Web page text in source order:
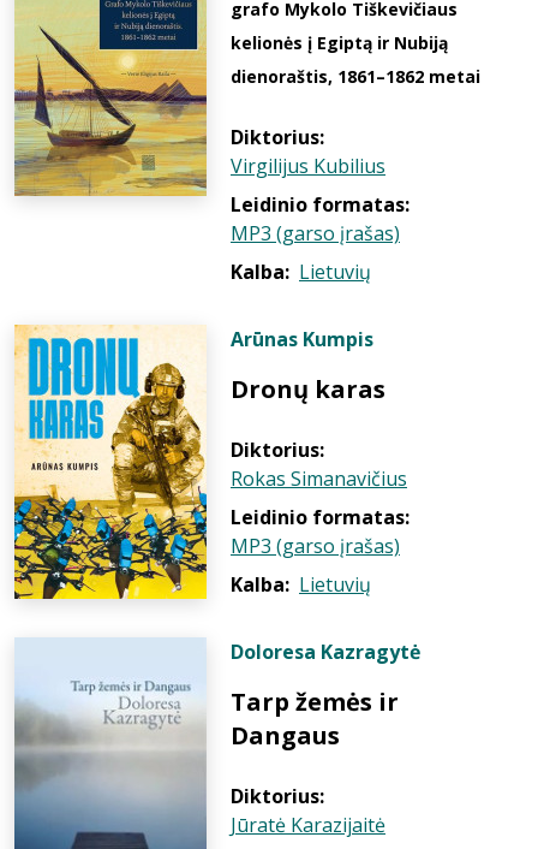
grafo Mykolo Tiškevičiaus
kelionės į Egiptą ir Nubiją
dienoraštis, 1861–1862 metai
Diktorius:
Virgilijus Kubilius
Leidinio formatas:
MP3 (garso įrašas)
Kalba: Lietuvių
Arūnas Kumpis
Dronų karas
Diktorius:
Rokas Simanavičius
Leidinio formatas:
MP3 (garso įrašas)
Kalba: Lietuvių
Doloresa Kazragytė
Tarp žemės ir
Dangaus
Diktorius:
Jūratė Karazijaitė